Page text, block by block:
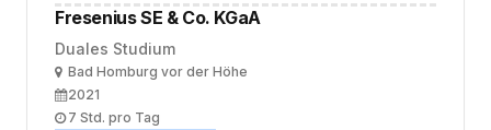
Fresenius SE & Co. KGaA
Duales Studium
OrtBad Homburg vor der Höhe
Ausbildungsbeginn
2021
Arbeitszeit
7 Std. pro Tag